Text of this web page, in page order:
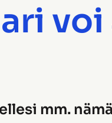
mm.